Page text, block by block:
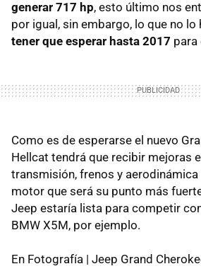
generar 717 hp, esto último nos
por igual, sin embargo, lo que no lo
tener que esperar hasta 2017 para
Como es de esperarse el nuevo
Hellcat tendrá que recibir mejoras
transmisión, frenos y aerodinámica
motor que será su punto más
Jeep estaría lista para competir
BMW X5M, por ejemplo.
En Fotografía | Jeep Grand